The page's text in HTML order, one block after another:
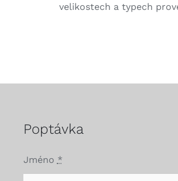
velikostech a typech
Poptávka
Jméno *